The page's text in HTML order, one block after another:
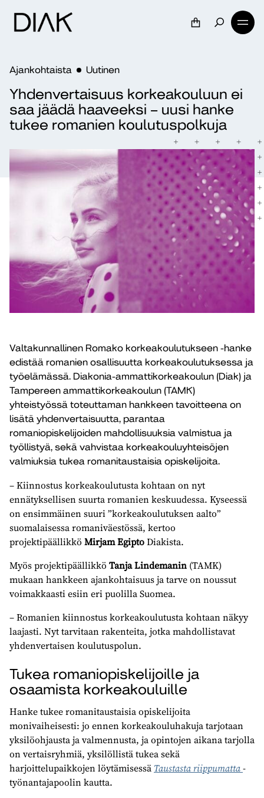
Ajankohtaista Uutinen
Yhdenvertaisuus korkeakouluun ei
saa jäädä haaveeksi – uusi hanke
tukee romanien koulutuspolkuja
Valtakunnallinen Romako korkeakoulutukseen -hanke
edistää romanien osallisuutta korkeakoulutuksessa ja
työelämässä. Diakonia-ammattikorkeakoulun (Diak) ja
Tampereen ammattikorkeakoulun (TAMK)
yhteistyössä toteuttaman hankkeen tavoitteena on
lisätä yhdenvertaisuutta, parantaa
romaniopiskelijoiden mahdollisuuksia valmistua ja
työllistyä, sekä vahvistaa korkeakouluyhteisöjen
valmiuksia tukea romanitaustaisia opiskelijoita.
– Kiinnostus korkeakoulutusta kohtaan on nyt
ennätyksellisen suurta romanien keskuudessa. Kyseessä
on ensimmäinen suuri ”korkeakoulutuksen aalto”
suomalaisessa romaniväestössä, kertoo
projektipäällikkö Mirjam EgiptoDiakista.
Myös projektipäällikkö Tanja Lindemanin (TAMK)
mukaan hankkeen ajankohtaisuus ja tarve on noussut
voimakkaasti esiin eri puolilla Suomea.
– Romanien kiinnostus korkeakoulutusta kohtaan näkyy
laajasti. Nyt tarvitaan rakenteita, jotka mahdollistavat
yhdenvertaisen koulutuspolun.
Tukea romaniopiskelijoille ja
osaamista korkeakouluille
Hanke tukee romanitaustaisia opiskelijoita
monivaiheisesti: jo ennen korkeakouluhakuja tarjotaan
yksilöohjausta ja valmennusta, ja opintojen aikana tarjolla
on vertaisryhmiä, yksilöllistä tukea sekä
harjoittelupaikkojen löytämisessä Taustasta riippumatta-
työnantajapoolin kautta.